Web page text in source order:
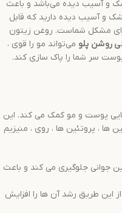
و آسیب دیده می‌باشد و باعث
و آسیب دیده دارید که قابل
مشکل شماست. روغن زیتون
روشن پلو می‌تواند مو را قوی ،
سر شما را پاک سازی کند.
پوست و مو کمک می کند. این
ها ، پروتئین ها ، روی ، منیزیم
جوانی جلوگیری می کند و باعث
طریق رشد آن ها را افزایش